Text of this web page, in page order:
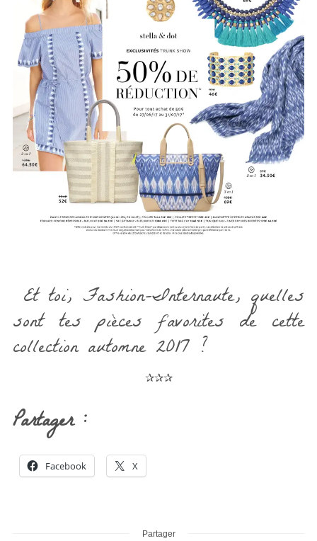
Et toi, Fashion-Internaute, quelles
sont tes pièces favorites de cette
collection automne 2017 ?
✰✰✰
Partager :
Facebook X
Partager